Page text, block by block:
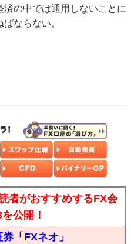
の中では通用しないことに
ならない。
者がおすすめするFX会
公開！
「FXネオ」